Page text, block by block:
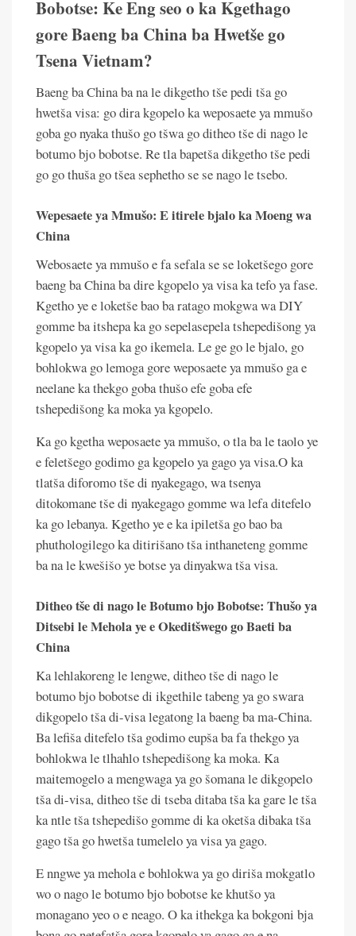
Bobotse: Ke Eng seo o ka Kgethago
gore Baeng ba China ba Hwetše go
Tsena Vietnam?
Baeng ba China ba na le dikgetho tše pedi tša go
hwetša visa: go dira kgopelo ka weposaete ya mmušo
goba go nyaka thušo go tšwa go ditheo tše di nago le
botumo bjo bobotse. Re tla bapetša dikgetho tše pedi
go go thuša go tšea sephetho se se nago le tsebo.
Wepesaete ya Mmušo: E itirele bjalo ka Moeng wa
China
Webosaete ya mmušo e fa sefala se se loketšego gore
baeng ba China ba dire kgopelo ya visa ka tefo ya fase.
Kgetho ye e loketše bao ba ratago mokgwa wa DIY
gomme ba itshepa ka go sepelasepela tshepedišong ya
kgopelo ya visa ka go ikemela. Le ge go le bjalo, go
bohlokwa go lemoga gore weposaete ya mmušo ga e
neelane ka thekgo goba thušo efe goba efe
tshepedišong ka moka ya kgopelo.
Ka go kgetha weposaete ya mmušo, o tla ba le taolo ye
e feletšego godimo ga kgopelo ya gago ya visa.O ka
tlatša diforomo tše di nyakegago, wa tsenya
ditokomane tše di nyakegago gomme wa lefa ditefelo
ka go lebanya. Kgetho ye e ka ipiletša go bao ba
phuthologilego ka ditirišano tša inthaneteng gomme
ba na le kwešišo ye botse ya dinyakwa tša visa.
Ditheo tše di nago le Botumo bjo Bobotse: Thušo ya
Ditsebi le Mehola ye e Okeditšwego go Baeti ba
China
Ka lehlakoreng le lengwe, ditheo tše di nago le
botumo bjo bobotse di ikgethile tabeng ya go swara
dikgopelo tša di-visa legatong la baeng ba ma-China.
Ba lefiša ditefelo tša godimo eupša ba fa thekgo ya
bohlokwa le tlhahlo tshepedišong ka moka. Ka
maitemogelo a mengwaga ya go šomana le dikgopelo
tša di-visa, ditheo tše di tseba ditaba tša ka gare le tša
ka ntle tša tshepedišo gomme di ka oketša dibaka tša
gago tša go hwetša tumelelo ya visa ya gago.
E nngwe ya mehola e bohlokwa ya go diriša mokgatlo
wo o nago le botumo bjo bobotse ke khutšo ya
monagano yeo o e neago. O ka ithekga ka bokgoni bja